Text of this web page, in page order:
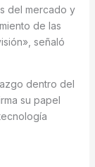
del mercado y
de las
señaló
dentro del
su papel